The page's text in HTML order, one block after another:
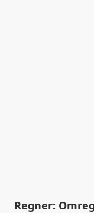
Regner: